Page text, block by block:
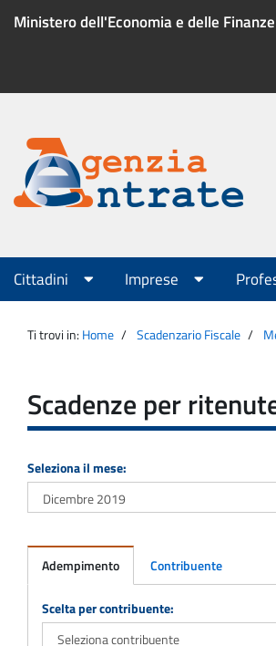
Ministero dell'Economia e delle Finanze
Menu
servizio
Agenzia
Entrate
Menu
principale
Cittadini Imprese
Ti trovi in: Home Scadenzario Fiscale
Scadenze per
Seleziona il mese:
Adempimento Contribuente
Adempimento
Scelta per contribuente: